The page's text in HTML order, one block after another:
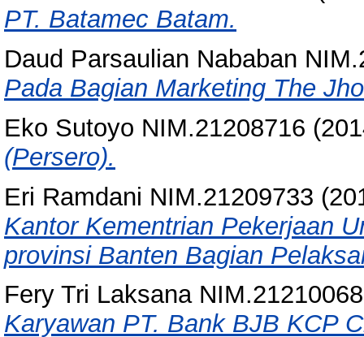
PT. Batamec Batam.
Daud Parsaulian Nababan
Pada Bagian Marketing The
Eko Sutoyo NIM.21208716
(Persero).
Eri Ramdani NIM.21209733
Kantor Kementrian Pekerjaan
provinsi Banten Bagian
Fery Tri Laksana NIM.21210068
Karyawan PT. Bank BJB KCP